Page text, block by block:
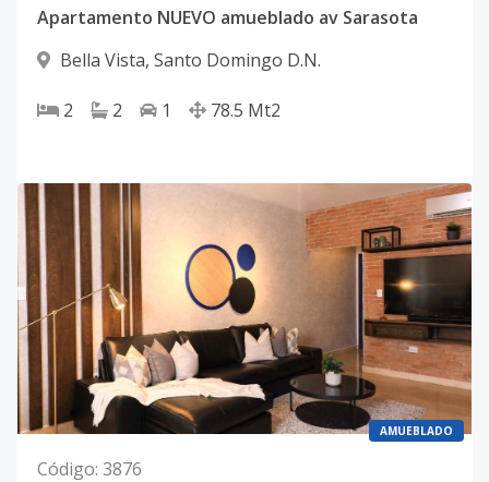
Apartamento NUEVO amueblado av Sarasota
Bella Vista, Santo Domingo D.N.
2 2 1 78.5 Mt2
AMUEBLADO
Código: 3876